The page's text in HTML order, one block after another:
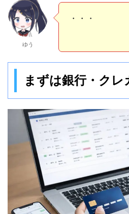
ゆう
材料が集まる
まずは銀行・クレ